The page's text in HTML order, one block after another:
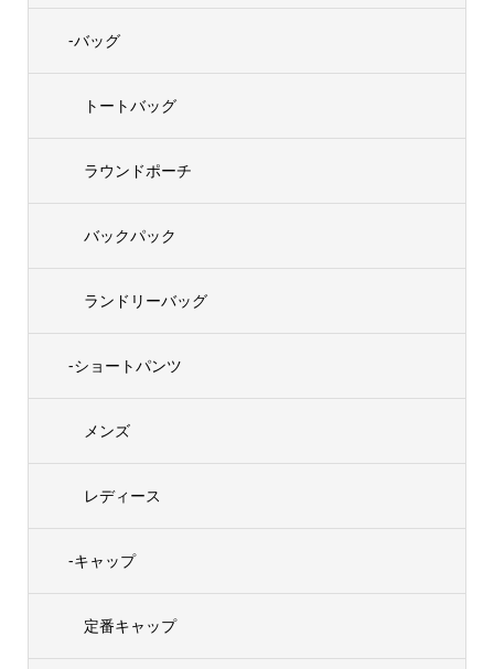
-バッグ
トートバッグ
ラウンドポーチ
バックパック
ランドリーバッグ
-ショートパンツ
メンズ
レディース
-キャップ
定番キャップ